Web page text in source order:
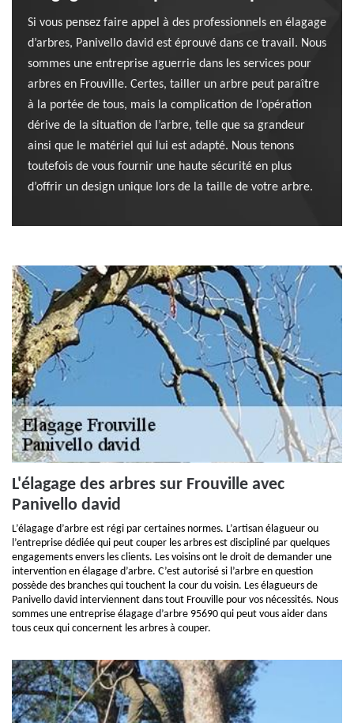
Si vous pensez faire appel à des professionnels en élagage
d’arbres, Panivello david est éprouvé dans ce travail. Nous
sommes une entreprise aguerrie dans les services pour
arbres en Frouville. Certes, tailler un arbre peut paraître
à la portée de tous, mais la complication de l’opération
dérive de la situation de l’arbre, telle que sa grandeur
ainsi que le matériel qui lui est adapté. Nous tenons
toutefois de vous fournir une haute sécurité en plus
d’offrir un design unique lors de la taille de votre arbre.
L'élagage des arbres sur Frouville avec
Panivello david
L’élagage d’arbre est régi par certaines normes. L’artisan élagueur ou
l’entreprise dédiée qui peut couper les arbres est discipliné par quelques
engagements envers les clients. Les voisins ont le droit de demander une
intervention en élagage d’arbre. C’est autorisé si l’arbre en question
possède des branches qui touchent la cour du voisin. Les élagueurs de
Panivello david interviennent dans tout Frouville pour vos nécessités. Nous
sommes une entreprise élagage d’arbre 95690 qui peut vous aider dans
tous ceux qui concernent les arbres à couper.